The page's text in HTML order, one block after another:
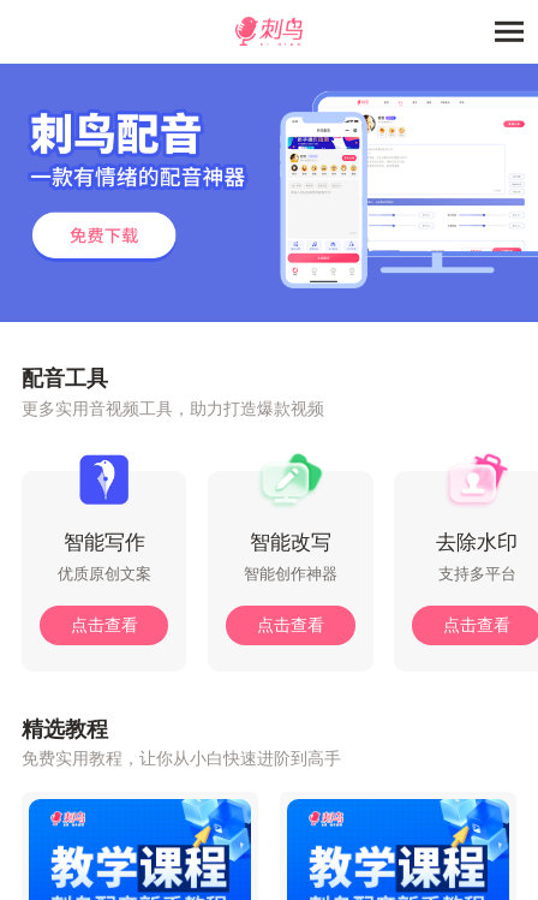
配音工具
更多实用音视频工具，助力打造爆款视频
智能写作
优质原创文案
点击查看
智能改写
智能创作神器
点击查看
去除水印
支持多平台
点击查看
精选教程
免费实用教程，让你从小白快速进阶到高手